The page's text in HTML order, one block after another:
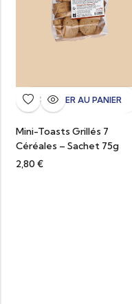
AJOUTER AU PANIER
Mini-Toasts Grillés 7
Céréales – Sachet 75g
2,80 €